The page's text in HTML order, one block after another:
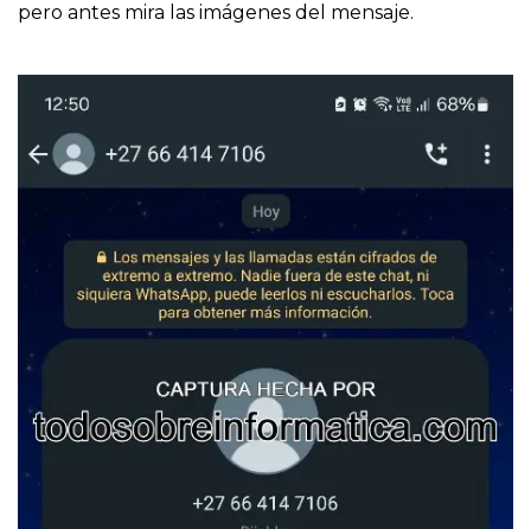
pero antes mira las imágenes del mensaje.